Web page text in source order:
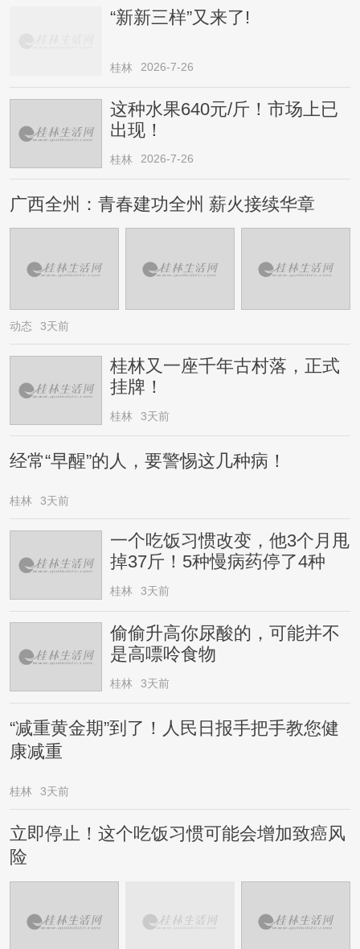
“新新三样”又来了!
桂林 2026-7-26
这种水果640元/斤！市场上已
出现！
桂林 2026-7-26
广西全州：青春建功全州 薪火接续华章
动态 3天前
桂林又一座千年古村落，正式
挂牌！
桂林 3天前
经常“早醒”的人，要警惕这几种病！
桂林 3天前
一个吃饭习惯改变，他3个月甩
掉37斤！5种慢病药停了4种
桂林 3天前
偷偷升高你尿酸的，可能并不
是高嘌呤食物
桂林 3天前
“减重黄金期”到了！人民日报手把手教您健
康减重
桂林 3天前
立即停止！这个吃饭习惯可能会增加致癌风
险